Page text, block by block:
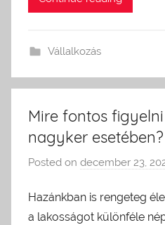
Vállalkozás
Mire fontos
nagyker esetében?
Posted on december 23,
Hazánkban is rengeteg
a lakosságot különféle